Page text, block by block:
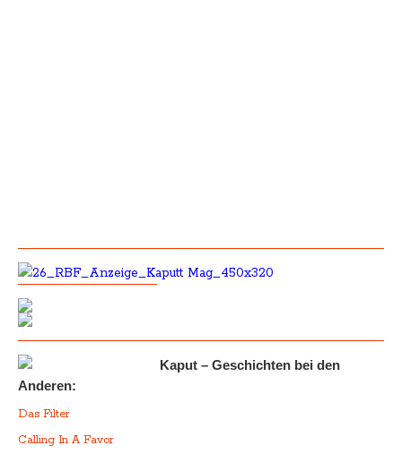
Kaput – Geschichten bei den
Anderen:
Das Filter
Calling In A Favor